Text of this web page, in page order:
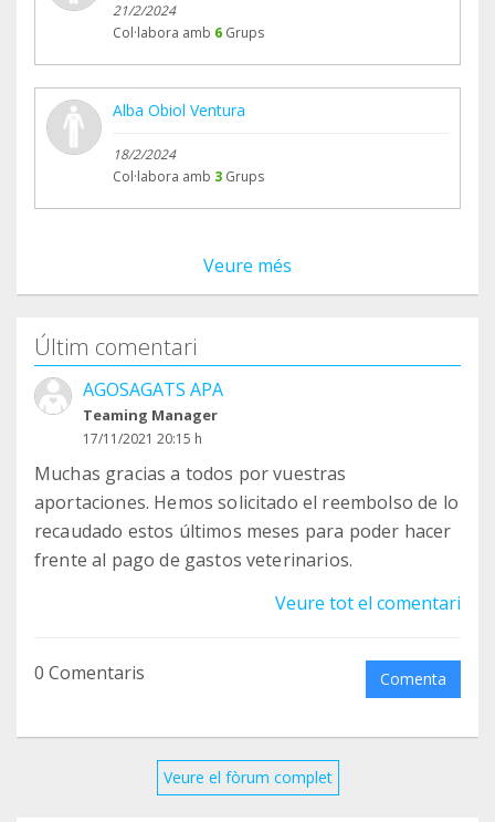
21/2/2024
Col·labora amb 6 Grups
Alba Obiol Ventura
18/2/2024
Col·labora amb 3 Grups
Veure més
Últim comentari
AGOSAGATS APA
Teaming Manager
17/11/2021 20:15 h
Muchas gracias a todos por vuestras
aportaciones. Hemos solicitado el reembolso de lo
recaudado estos últimos meses para poder hacer
frente al pago de gastos veterinarios.
Veure tot el comentari
0 Comentaris Comenta
Veure el fòrum complet